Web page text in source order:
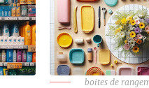
boites de